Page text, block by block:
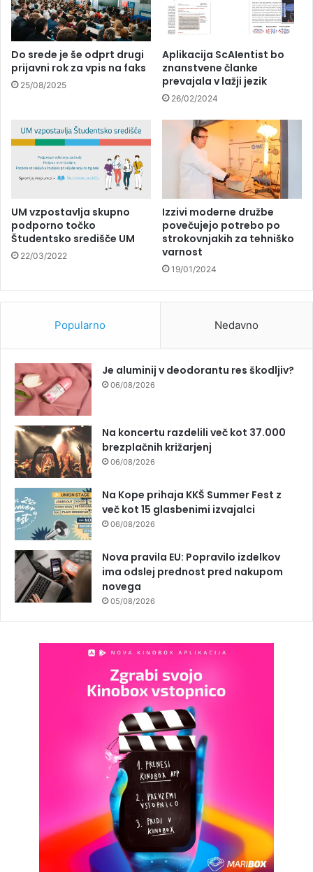
Do srede je še odprt drugi
prijavni rok za vpis na faks
25/08/2025
Aplikacija ScAIentist bo
znanstvene članke
prevajala v lažji jezik
26/02/2024
UM vzpostavlja skupno
podporno točko
Študentsko središče UM
22/03/2022
Izzivi moderne družbe
povečujejo potrebo po
strokovnjakih za tehniško
varnost
19/01/2024
Popularno Nedavno
Je aluminij v deodorantu res škodljiv?
06/08/2026
Na koncertu razdelili več kot 37.000
brezplačnih križarjenj
06/08/2026
Na Kope prihaja KKŠ Summer Fest z
več kot 15 glasbenimi izvajalci
06/08/2026
Nova pravila EU: Popravilo izdelkov
ima odslej prednost pred nakupom
novega
05/08/2026